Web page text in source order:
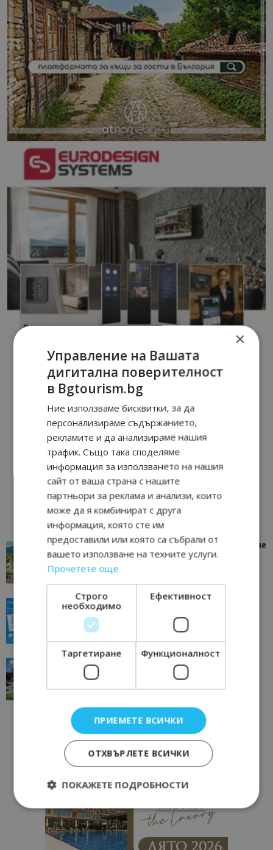
“Пощенска картичка от…”: Петрич – Изживяване
отвъд очакваното
Петрич 11/07/2026 11:22
“Пощенска картичка от…”: Пловдив, градът на
всички времена
Пловдив 23/06/2026 10:00
“Пощенска картичка от…”: Перник – град на
Перник 17/06/2026 09:01
×
Управление на Вашата
дигитална поверителност
в Bgtourism.bg
Ние използваме бисквитки, за да
персонализираме съдържанието,
рекламите и да анализираме нашия
трафик. Също така споделяме
информация за използването на нашия
сайт от ваша страна с нашите
партньори за реклама и анализи, които
може да я комбинират с друга
информация, която сте им
предоставили или която са събрали от
вашето използване на техните услуги.
Прочетете още
Строго
необходимо
Ефективност
Таргетиране Функционалност
ПРИЕМЕТЕ ВСИЧКИ
ОТХВЪРЛЕТЕ ВСИЧКИ
ПОКАЖЕТЕ ПОДРОБНОСТИ
Строго необходимо